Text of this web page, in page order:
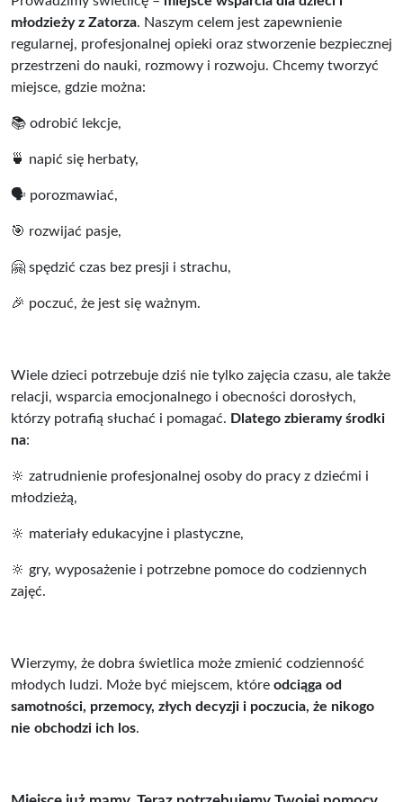
młodzieży z Zatorza. Naszym celem jest zapewnienie
regularnej, profesjonalnej opieki oraz stworzenie bezpiecznej
przestrzeni do nauki, rozmowy i rozwoju. Chcemy tworzyć
miejsce, gdzie można:
📚 odrobić lekcje,
🍵 napić się herbaty,
🗣 porozmawiać,
🎯 rozwijać pasje,
🤗 spędzić czas bez presji i strachu,
🎉 poczuć, że jest się ważnym.
Wiele dzieci potrzebuje dziś nie tylko zajęcia czasu, ale także
relacji, wsparcia emocjonalnego i obecności dorosłych,
którzy potrafią słuchać i pomagać. Dlatego zbieramy środki
na:
🔆 zatrudnienie profesjonalnej osoby do pracy z dziećmi i
młodzieżą,
🔆 materiały edukacyjne i plastyczne,
🔆 gry, wyposażenie i potrzebne pomoce do codziennych
zajęć.
Wierzymy, że dobra świetlica może zmienić codzienność
młodych ludzi. Może być miejscem, które odciąga od
samotności, przemocy, złych decyzji i poczucia, że nikogo
nie obchodzi ich los.